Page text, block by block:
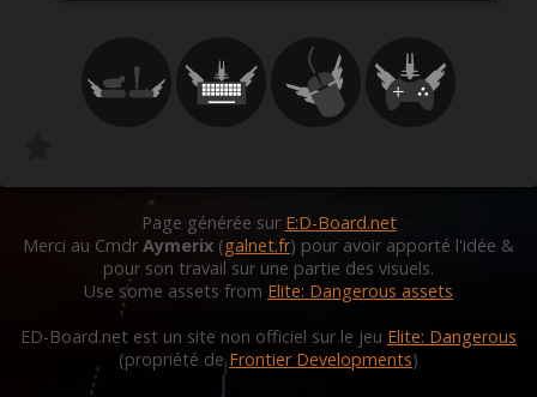
Page générée sur E:D-Board.net
Merci au Cmdr Aymerix (galnet.fr) pour avoir apporté l'idée &
pour son travail sur une partie des visuels.
Use some assets from Elite: Dangerous assets
ED-Board.net est un site non officiel sur le jeu Elite: Dangerous
(propriété deFrontier Developments)